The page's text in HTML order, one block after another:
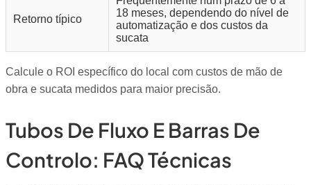
Retorno típico
18 meses, dependendo do nível de
automatização e dos custos da
sucata
Calcule o ROI específico do local com custos de mão de
obra e sucata medidos para maior precisão.
Tubos De Fluxo E Barras De
Controlo: FAQ Técnicas